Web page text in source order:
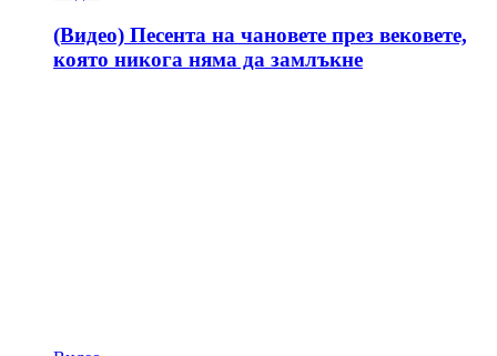
(Видео) Песента на чановете през вековете,
която никога няма да замлъкне